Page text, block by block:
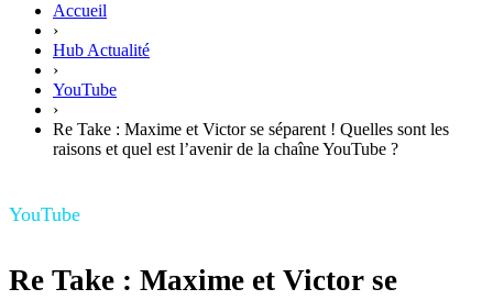
Accueil
›
Hub Actualité
›
YouTube
›
Re Take : Maxime et Victor se séparent ! Quelles sont les
raisons et quel est l’avenir de la chaîne YouTube ?
YouTube
Re Take : Maxime et Victor se